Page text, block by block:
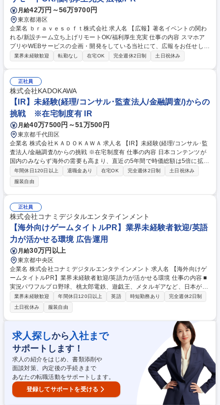
日126日
月給42万円～56万9700円
東京都港区
企業名 ｂｒａｖｅｓｏｆｔ株式会社 求人名 【広報】著名イベントの関わ
れる/新設チーム立ち上げリモートOK/福利厚生充実 仕事の内容 スマホア
プリやWEBサービスの企画・開発をしている当社にて、広報をお任せしま
す。全社広報戦略の立案からプレスリリース執筆、メディア折衝、SNS運
のリレーション構築・取材対応全般■コーポレートSNSやオウンドメディ
ア運用、経営陣のメディア露出・登壇の企画サポート■社内報の企画運用
やインナーコミュニケーション設計等による理念浸透推進■広報ガイドラ
イン・危機管理フロー策定および効果測定の仕組み化 ★新設広報チームの
立ち上げと体制構築にゼロから挑戦できます 募集職種 【広報】著名イベ
ントの関われる/新設チーム立ち上げリモートOK/福利厚生充実
業界未経験歓迎 転勤なし 在宅OK 完全週休2日制 土日祝休み
正社員
株式会社KADOKAWA
【IR】未経験(経理/コンサル･監査法人/金融調査/)からの
挑戦 ※在宅制度有 IR
月給40万7500円～51万500円
東京都千代田区
企業名 株式会社ＫＡＤＯＫＡＷＡ 求人名 【IR】未経験(経理/コンサル･監
査法人/金融調査/)からの挑戦 ※在宅制度有 仕事の内容 日本コンテンツが
国内のみならず海外の需要も高まり、直近の5年間で時価総額は5倍に拡大
中で世界の株式市場から注目されています。経営の視点をもち高い視座で
少数精鋭で裁量権を持って業務推進いただきます。 【具体的には】■年4
回の決算公表の実施,および関連資料(説明資料等)の作成 ■経営や事業に関
する関連部門からの情報入手,分析および公表メッセージの立案 ■東証にお
ける適時開示の実施 ■証券アナリスト、グローバルの機関投資家との面談
を通じた、当社への投資の促進 ■施設見学会など投資家向けイベントの企
画 ■株式市場からの意見の経営幹部・取締役会・関連部門へのフィードバ
ック 募集職種 【IR】未経験(経理/コンサル･監査法人/金融調査/)からの挑
戦 ※在宅制度有
年間休日120日以上 退職金あり 在宅OK 完全週休2日制
土日祝休み
服装自由
正社員
株式会社コナミデジタルエンタテインメント
【海外向けゲームタイトルPR】業界未経験者歓迎/英語
力が活かせる環境 広告運用
月給30万円以上
東京都中央区
企業名 株式会社コナミデジタルエンタテインメント 求人名 【海外向けゲ
ームタイトルPR】業界未経験者歓迎/英語力が活かせる環境 仕事の内容 ■
実況パワフルプロ野球、桃太郎電鉄、遊戯王、メタルギアなど、日本が世
界に誇るゲームコンテンツを展開する当社製品の海外向けプロモーション
担当として、以下の業務をお任せします。 【詳細】■プレスリリースの作
成、配信 ■PRプランの策定、実行 ■メディアリレーションの構築と商品や
サービスの情報提供 ■イベントやインタビュー等の取材対応/調整 ■海外拠
点PR担当との連携 ★国内で制作したゲームコンテンツの海外配信が容易
となった今、市場のボーダレス化が進んでいます。当社では、人気のグロ
ーバルタイトルを複数抱えており、海外拠点との密な情報共有や連携は商
品を支える重要な要素です。 募集職種 【海外向けゲームタイトルPR】業
界未経験者歓迎/英語力が活かせる環境
業界未経験歓迎 年間休日120日以上 英語 時短勤務あり
完全週休2日制
土日祝休み
服装自由
求人探しから 入社まで
サポートします！
求人の紹介をはじめ、書類添削や
面談対策、内定後の手続きまで
あなたの転職活動をサポートします。
登録してサポートを受ける